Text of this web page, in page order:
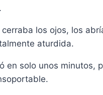
los ojos, los
aturdida.
en solo unos minutos,